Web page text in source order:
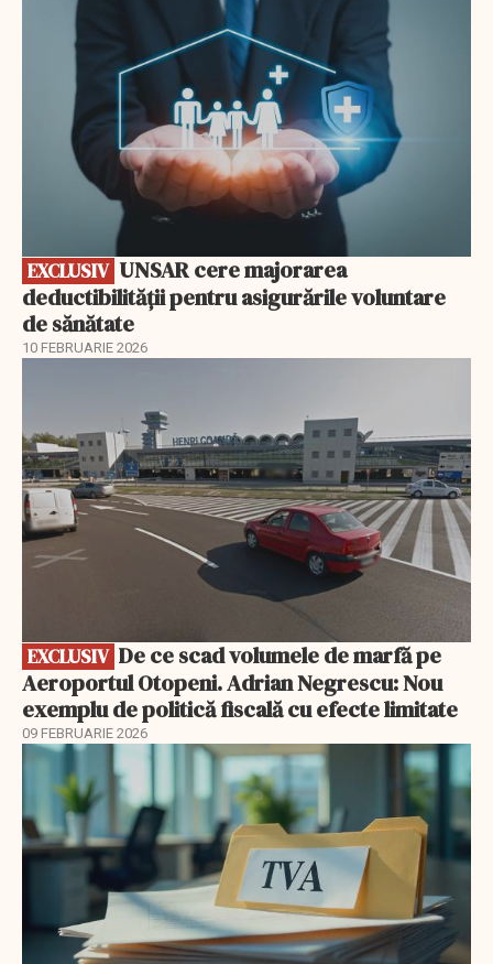
EXCLUSIV
deductibilității pentru asigurările voluntare
de sănătate
10 FEBRUARIE 2026
EXCLUSIV
Aeroportul Otopeni. Adrian Negrescu: Nou
exemplu de politică fiscală cu efecte limitate
09 FEBRUARIE 2026